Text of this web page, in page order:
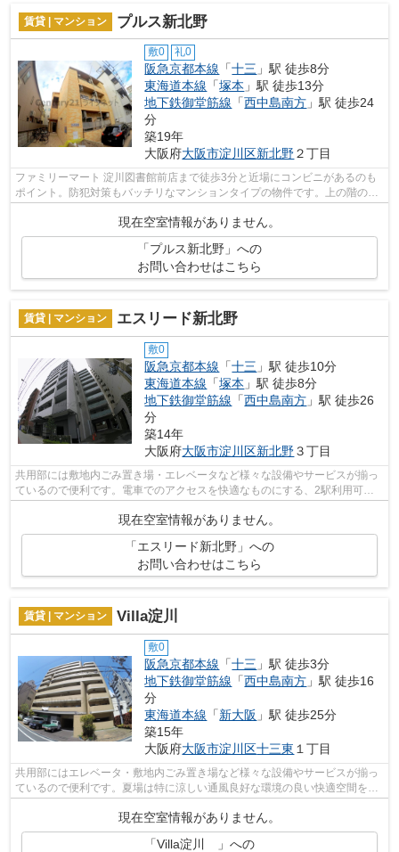
賃貸 | マンション プルス新北野
敷0 礼0
阪急京都本線 「十三 」駅 徒歩8分
東海道本線 「塚本 」駅 徒歩13分
地下鉄御堂筋線 「西中島南方 」駅 徒歩24
分
築19年
大阪府大阪市淀川区新北野２丁目
ファミリーマート 淀川図書館前店まで徒歩3分と近場にコンビニがあるのも
ポイント。防犯対策もバッチリなマンションタイプの物件です。上の階の人
現在空室情報がありません。
「プルス新北野」への
お問い合わせはこちら
賃貸 | マンション エスリード新北野
敷0
阪急京都本線 「十三 」駅 徒歩10分
東海道本線 「塚本 」駅 徒歩8分
地下鉄御堂筋線 「西中島南方 」駅 徒歩26
分
築14年
大阪府大阪市淀川区新北野３丁目
共用部には敷地内ごみ置き場・エレベータなど様々な設備やサービスが揃っ
ているので便利です。電車でのアクセスを快適なものにする、2駅利用可能
現在空室情報がありません。
「エスリード新北野」への
お問い合わせはこちら
賃貸 | マンション Villa淀川
敷0
阪急京都本線 「十三 」駅 徒歩3分
地下鉄御堂筋線 「西中島南方 」駅 徒歩16
分
東海道本線 「新大阪 」駅 徒歩25分
築15年
大阪府大阪市淀川区十三東 １丁目
共用部にはエレベータ・敷地内ごみ置き場など様々な設備やサービスが揃っ
ているので便利です。夏場は特に涼しい通風良好な環境の良い快適空間をど
うぞ。外観タイル張りなので、強度や...
現在空室情報がありません。
「Villa淀川 」への